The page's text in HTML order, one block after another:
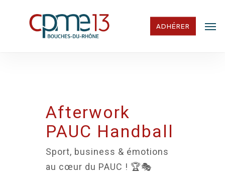
ADHÉRER
Afterwork
PAUC Handball
Sport, business & émotions
au cœur du PAUC ! 🏆🎭